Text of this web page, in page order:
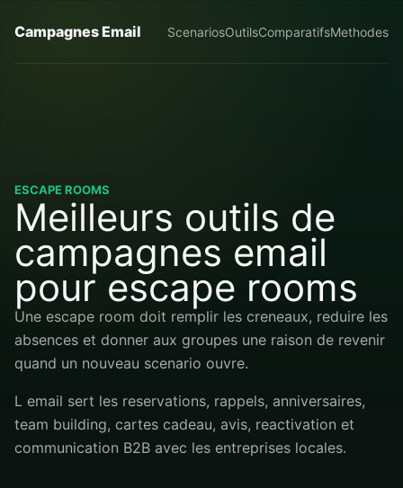
Campagnes Email ScenariosOutilsComparatifsMethodes
ESCAPE ROOMS
Meilleurs outils de
campagnes email
pour escape rooms
Une escape room doit remplir les creneaux, reduire les
absences et donner aux groupes une raison de revenir
quand un nouveau scenario ouvre.
L email sert les reservations, rappels, anniversaires,
team building, cartes cadeau, avis, reactivation et
communication B2B avec les entreprises locales.